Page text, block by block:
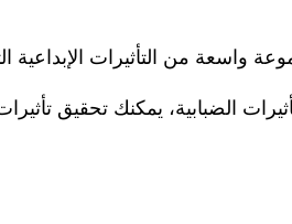
واسعة من التأثيرات الإبداعية
الضبابية، يمكنك تحقيق